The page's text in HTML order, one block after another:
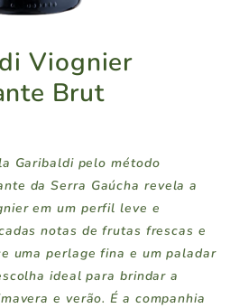
Viognier
Brut
Garibaldi pelo método
da Serra Gaúcha revela a
em um perfil leve e
notas de frutas frescas e
uma perlage fina e um paladar
ideal para brindar a
e verão. É a companhia